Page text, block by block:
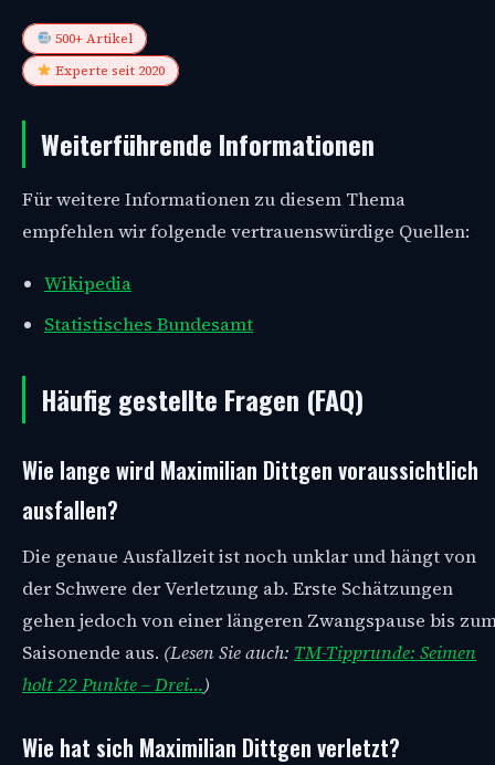
500+ Artikel
Experte seit 2020
Weiterführende Informationen
Für weitere Informationen zu diesem Thema
empfehlen wir folgende vertrauenswürdige Quellen:
Wikipedia
Statistisches Bundesamt
Häufig gestellte Fragen (FAQ)
Wie lange wird Maximilian Dittgen voraussichtlich
ausfallen?
Die genaue Ausfallzeit ist noch unklar und hängt von
der Schwere der Verletzung ab. Erste Schätzungen
gehen jedoch von einer längeren Zwangspause bis
Saisonende aus. (Lesen Sie auch: TM-Tipprunde: Seimen
holt 22 Punkte – Drei…)
Wie hat sich Maximilian Dittgen verletzt?